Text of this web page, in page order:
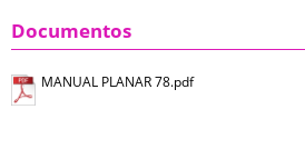
Documentos
MANUAL PLANAR 78.pdf